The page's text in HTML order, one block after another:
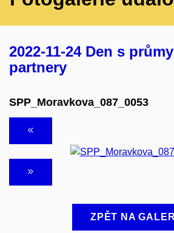
2022-11-24 Den s
partnery
SPP_Moravkova_087_0053
ZPĚT NA